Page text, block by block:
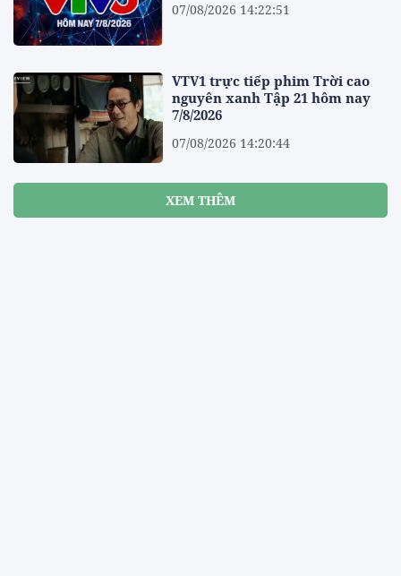
07/08/2026 14:22:51
VTV1 trực tiếp phim Trời cao
nguyên xanh Tập 21 hôm nay
7/8/2026
07/08/2026 14:20:44
XEM THÊM